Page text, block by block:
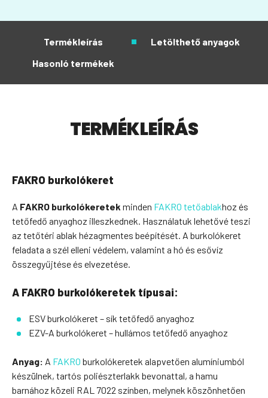
Termékleírás
Letölthető anyagok
Hasonló termékek
TERMÉKLEÍRÁS
FAKRO burkolókeret
A FAKRO burkolókeretek minden FAKRO tetőablakhoz és
tetőfedő anyaghoz illeszkednek. Használatuk lehetővé teszi
az tetőtéri ablak hézagmentes beépítését. A burkolókeret
feladata a szél elleni védelem, valamint a hó és esővíz
összegyűjtése és elvezetése.
A FAKRO burkolókeretek típusai:
ESV burkolókeret – sík tetőfedő anyaghoz
EZV-A burkolókeret – hullámos tetőfedő anyaghoz
Anyag: A FAKRO burkolókeretek alapvetően alumíniumból
készülnek, tartós poliészterlakk bevonattal, a hamu
barnához közeli RAL 7022 színben, melynek köszönhetően